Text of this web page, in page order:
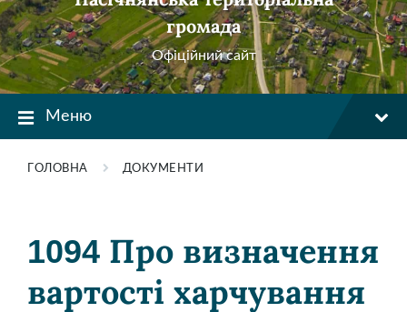
громада
Офіційний сайт
Меню
ГОЛОВНА ДОКУМЕНТИ
1094 Про визначення
вартості харчування